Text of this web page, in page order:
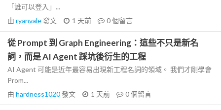
「誰可以登入」...
由 ryanvale發文 1 天前 0個留言
從 Prompt 到 Graph Engineering：這些不只是新名
詞，而是 AI Agent 踩坑後衍生的工程
AI Agent 可能是近年最容易出現新工程名詞的領域。 我們才剛學會
Prom...
由 hardness1020發文 1 天前 0個留言